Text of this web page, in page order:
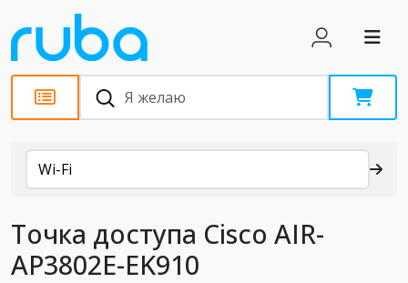
Каталог
Wi-Fi
Точка доступа Cisco AIR-
AP3802E-EK910